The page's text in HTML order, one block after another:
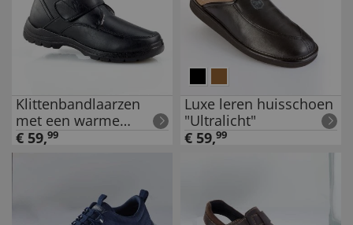
Klittenbandlaarzen
met een warme
voering
€ 59,99
Luxe leren huisschoen
"Ultralicht"
€ 59,99